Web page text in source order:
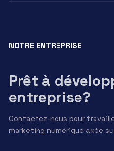
NOTRE ENTREPRISE
Prêt à
entreprise?
Contactez-nous pour
marketing numérique axée